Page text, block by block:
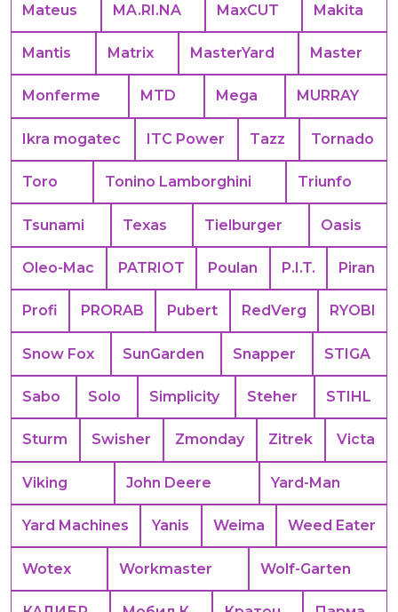
Mateus MA.RI.NA MaxCUT Makita
Mantis Matrix MasterYard Master
Monferme MTD Mega MURRAY
Ikra mogatec ITC Power Tazz Tornado
Toro Tonino Lamborghini Triunfo
Tsunami Texas Tielburger Oasis
Oleo-Mac PATRIOT Poulan P.I.T. Piran
Profi PRORAB Pubert RedVerg RYOBI
Snow Fox SunGarden Snapper STIGA
Sabo Solo Simplicity Steher STIHL
Sturm Swisher Zmonday Zitrek Victa
Viking John Deere Yard-Man
Yard Machines Yanis Weima Weed Eater
Wotex Workmaster Wolf-Garten